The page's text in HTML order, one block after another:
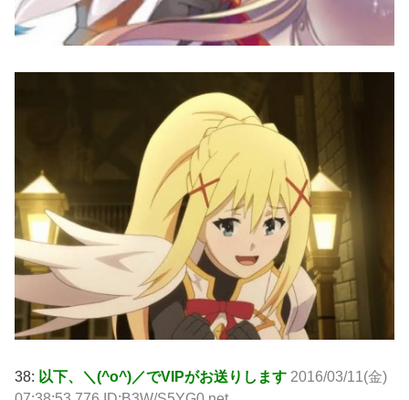
38: 以下、＼(^o^)／でVIPがお送りします 2016/03/11(金)